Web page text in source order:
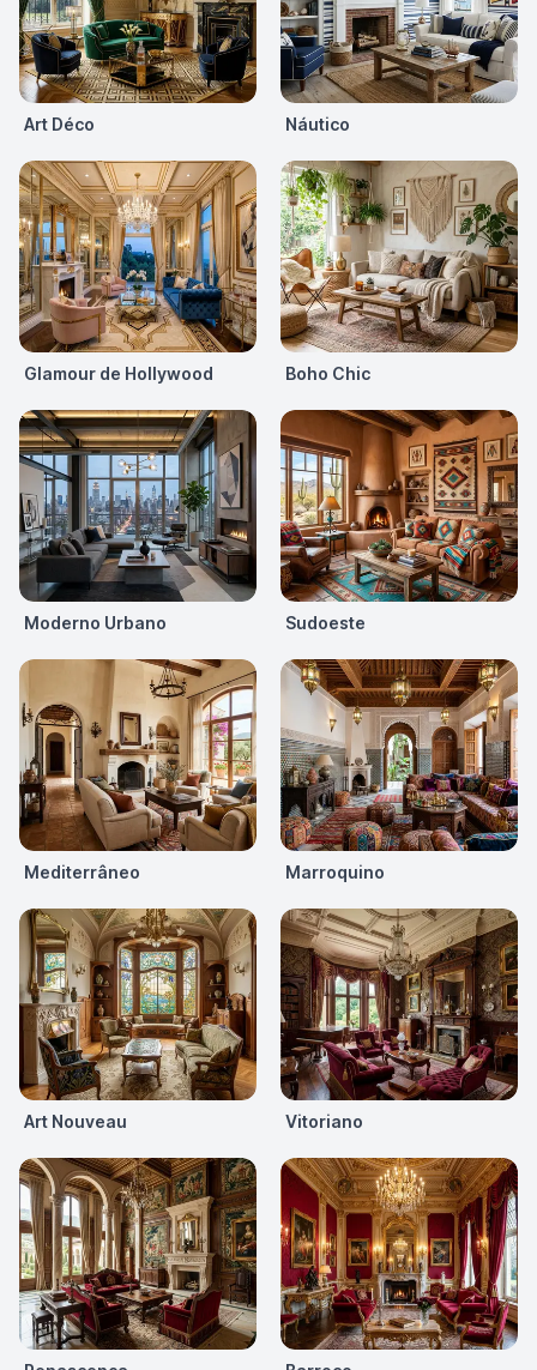
Art Déco Náutico
Glamour de Hollywood Boho Chic
Moderno Urbano Sudoeste
Mediterrâneo Marroquino
Art Nouveau Vitoriano